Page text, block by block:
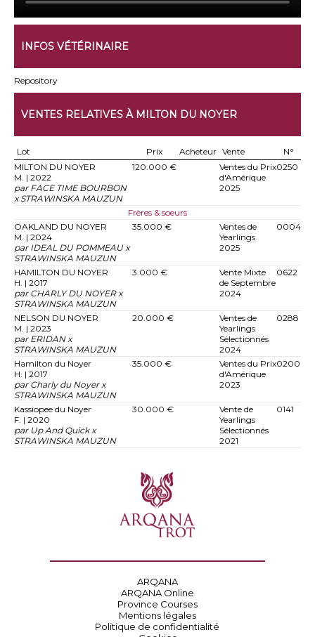
INFOS VÉTÉRINAIRE
Repository
VENTES RELATIVES À MILTON DU NOYER
Lot Prix Acheteur Vente
N°
MILTON DU NOYER
M. | 2022
par FACE TIME BOURBON
x STRAWINSKA MAUZUN
120.000 €
Ventes du Prix
d'Amérique
2025
0250
Frères & soeurs
OAKLAND DU NOYER
M. | 2024
par IDEAL DU POMMEAU x
STRAWINSKA MAUZUN
35.000 €
Ventes de
Yearlings
2025
0004
HAMILTON DU NOYER
H. | 2017
par CHARLY DU NOYER x
STRAWINSKA MAUZUN
3.000 €
Vente Mixte
de Septembre
2024
0622
NELSON DU NOYER
M. | 2023
par ERIDAN x
STRAWINSKA MAUZUN
20.000 €
Ventes de
Yearlings
Sélectionnés
2024
0288
Hamilton du Noyer
H. | 2017
par Charly du Noyer x
STRAWINSKA MAUZUN
35.000 €
Ventes du Prix
d'Amérique
2023
0200
Kassiopee du Noyer
F. | 2020
par Up And Quick x
STRAWINSKA MAUZUN
30.000 €
Vente de
Yearlings
Sélectionnés
2021
0141
ARQANA
ARQANA Online
Province Courses
Mentions légales
Politique de confidentialité